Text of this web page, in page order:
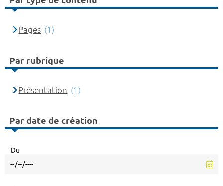
Pages (1)
Par rubrique
Présentation (1)
Par date de création
Du